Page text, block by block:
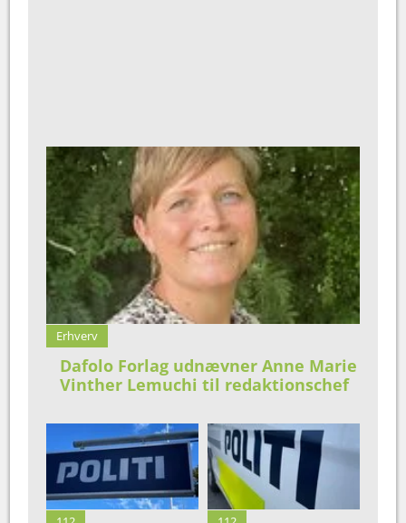
Erhverv
Dafolo Forlag udnævner Anne Marie
Vinther Lemuchi til redaktionschef